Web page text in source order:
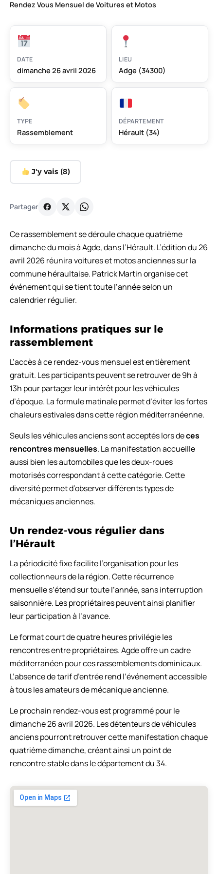
Rendez Vous Mensuel de Voitures et Motos
DATE
dimanche 26 avril 2026
LIEU
Adge (34300)
TYPE
Rassemblement
DÉPARTEMENT
Hérault (34)
J'y vais (8)
Partager
Ce rassemblement se déroule chaque quatrième
dimanche du mois à Agde, dans l’Hérault. L’édition du 26
avril 2026 réunira voitures et motos anciennes sur la
commune héraultaise. Patrick Martin organise cet
événement qui se tient toute l’année selon un
calendrier régulier.
Informations pratiques sur le
rassemblement
L’accès à ce rendez-vous mensuel est entièrement
gratuit. Les participants peuvent se retrouver de 9h à
13h pour partager leur intérêt pour les véhicules
d’époque. La formule matinale permet d’éviter les fortes
chaleurs estivales dans cette région méditerranéenne.
Seuls les véhicules anciens sont acceptés lors deces
rencontres mensuelles. La manifestation accueille
aussi bien les automobiles que les deux-roues
motorisés correspondant à cette catégorie. Cette
diversité permet d’observer différents types de
mécaniques anciennes.
Un rendez-vous régulier dans
l’Hérault
La périodicité fixe facilite l’organisation pour les
collectionneurs de la région. Cette récurrence
mensuelle s’étend sur toute l’année, sans interruption
saisonnière. Les propriétaires peuvent ainsi planifier
leur participation à l’avance.
Le format court de quatre heures privilégie les
rencontres entre propriétaires. Agde offre un cadre
méditerranéen pour ces rassemblements dominicaux.
L’absence de tarif d’entrée rend l’événement accessible
à tous les amateurs de mécanique ancienne.
Le prochain rendez-vous est programmé pour le
dimanche 26 avril 2026. Les détenteurs de véhicules
anciens pourront retrouver cette manifestation chaque
quatrième dimanche, créant ainsi un point de
rencontre stable dans le département du 34.